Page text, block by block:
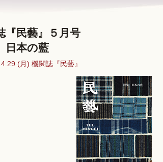
『民藝』５月号
本の藍
(月) 機関誌『民藝』